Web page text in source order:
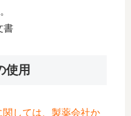
書
使用
しては、製薬会社か